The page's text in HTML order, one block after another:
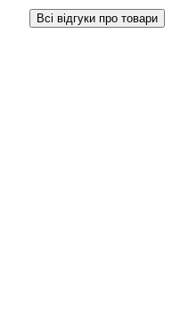
Всі відгуки про товари